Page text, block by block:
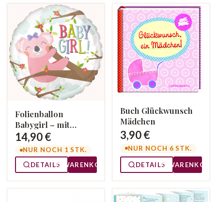
Folienballon
Babygirl – mit
Heliumfüllung
14,90 €
NUR NOCH 1 STK.
DETAILS
WARENKORB
Buch Glückwunsch
Mädchen
3,90 €
NUR NOCH 6 STK.
DETAILS WARENKORB